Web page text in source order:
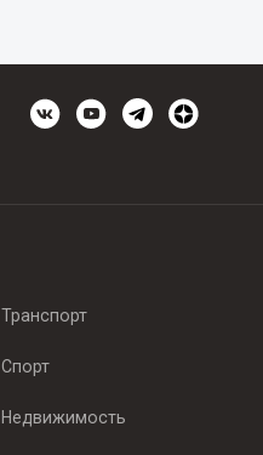
Транспорт
Спорт
Недвижимость